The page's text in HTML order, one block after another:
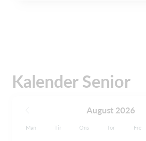
Kalender Senior
August 2026
Man Tir Ons Tor Fre